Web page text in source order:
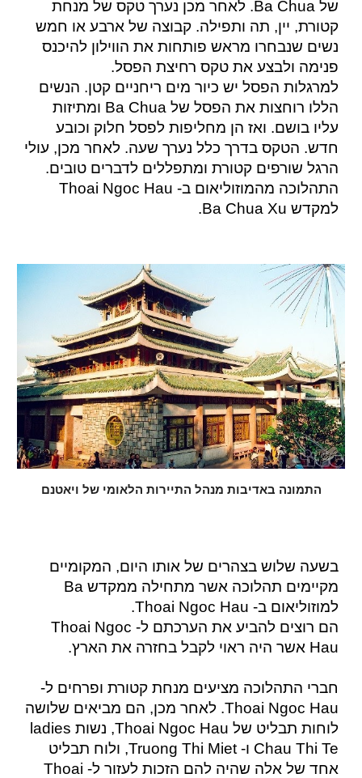
של Ba Chua. לאחר מכן נערך טקס של מנחת
קטורת, יין, תה ותפילה. קבוצה של ארבע או חמש
נשים שנבחרו מראש פותחות את הווילון להיכנס
פנימה ולבצע את טקס רחיצת הפסל.
למרגלות הפסל יש כיור מים ריחניים קטן. הנשים
הללו רוחצות את הפסל של Ba Chua ומתיזות
עליו בושם. ואז הן מחליפות לפסל חלוק וכובע
חדש. הטקס בדרך כלל נערך שעה. לאחר מכן, עולי
הרגל שורפים קטורת ומתפללים לדברים טובים.
התהלוכה מהמוזוליאום ב- Thoai Ngoc Hau
למקדש Ba Chua Xu.
התמונה באדיבות מנהל התיירות הלאומי של ויאטנם
בשעה שלוש בצהרים של אותו היום, המקומיים
מקיימים תהלוכה אשר מתחילה ממקדש Ba
למוזוליאום ב- Thoai Ngoc Hau.
הם רוצים להביע את הערכתם ל- Thoai Ngoc
Hau אשר היה ראוי לקבל בחזרה את הארץ.
חברי התהלוכה מציעים מנחת קטורת ופרחים ל-
Thoai Ngoc Hau. לאחר מכן, הם מביאים שלושה
לוחות תבליט של Thoai Ngoc Hau, נשות ladies
Chau Thi Te ו- Truong Thi Miet, ולוח תבליט
אחד של אלה שהיה להם הזכות לעזור ל- Thoai